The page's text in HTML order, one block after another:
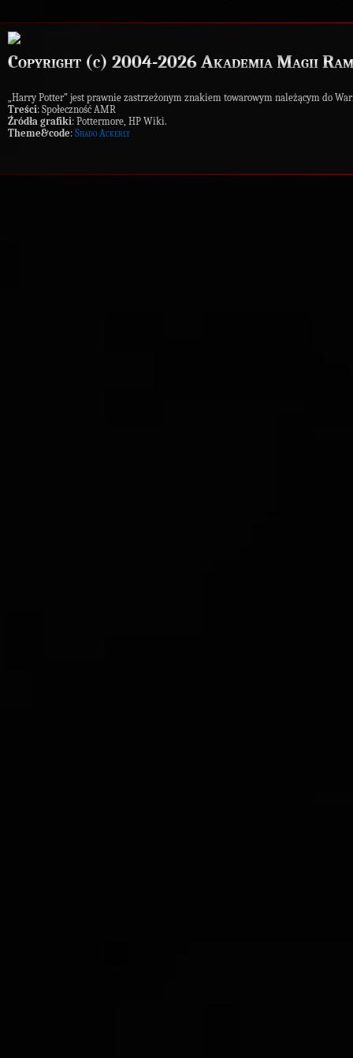
Copyright (c) 2004-2026 Akademia Magii
„Harry Potter” jest prawnie zastrzeżonym znakiem towarowym należącym do
Treści: Społeczność AMR
Źródła grafiki: Pottermore, HP Wiki.
Theme&code: Shado Ackerly